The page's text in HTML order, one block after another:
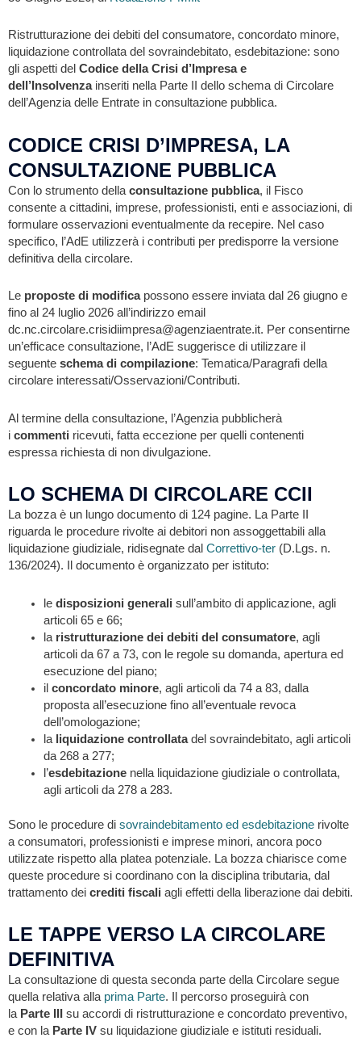
Ristrutturazione dei debiti del consumatore, concordato minore,
liquidazione controllata del sovraindebitato, esdebitazione: sono
gli aspetti del Codice della Crisi d’Impresa e
dell’Insolvenzainseriti nella Parte II dello schema di Circolare
dell’Agenzia delle Entrate in consultazione pubblica.
CODICE CRISI D’IMPRESA, LA
CONSULTAZIONE PUBBLICA
Con lo strumento della consultazione pubblica, il Fisco
consente a cittadini, imprese, professionisti, enti e associazioni, di
formulare osservazioni eventualmente da recepire. Nel caso
specifico, l’AdE utilizzerà i contributi per predisporre la versione
definitiva della circolare.
Le proposte di modificapossono essere inviata dal 26 giugno e
fino al 24 luglio 2026 all’indirizzo email
dc.nc.circolare.crisidiimpresa@agenziaentrate.it. Per consentirne
un’efficace consultazione, l’AdE suggerisce di utilizzare il
seguente schema di compilazione: Tematica/Paragrafi della
circolare interessati/Osservazioni/Contributi.
Al termine della consultazione, l’Agenzia pubblicherà
i commenti ricevuti, fatta eccezione per quelli contenenti
espressa richiesta di non divulgazione.
LO SCHEMA DI CIRCOLARE CCII
La bozza è un lungo documento di 124 pagine. La Parte II
riguarda le procedure rivolte ai debitori non assoggettabili alla
liquidazione giudiziale, ridisegnate dal Correttivo-ter (D.Lgs. n.
136/2024). Il documento è organizzato per istituto:
le disposizioni generali sull’ambito di applicazione, agli
articoli 65 e 66;
la ristrutturazione dei debiti del consumatore, agli
articoli da 67 a 73, con le regole su domanda, apertura ed
esecuzione del piano;
il concordato minore, agli articoli da 74 a 83, dalla
proposta all’esecuzione fino all’eventuale revoca
dell’omologazione;
la liquidazione controllatadel sovraindebitato, agli articoli
da 268 a 277;
l’esdebitazionenella liquidazione giudiziale o controllata,
agli articoli da 278 a 283.
Sono le procedure di sovraindebitamento ed esdebitazione rivolte
a consumatori, professionisti e imprese minori, ancora poco
utilizzate rispetto alla platea potenziale. La bozza chiarisce come
queste procedure si coordinano con la disciplina tributaria, dal
trattamento dei crediti fiscali agli effetti della liberazione dai debiti.
LE TAPPE VERSO LA CIRCOLARE
DEFINITIVA
La consultazione di questa seconda parte della Circolare segue
quella relativa alla prima Parte. Il percorso proseguirà con
la Parte III
su accordi di ristrutturazione e concordato preventivo,
e con la Parte IV su liquidazione giudiziale e istituti residuali.